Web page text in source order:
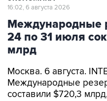
16:02, 6 августа 2026
Международные
24 по 31 июля
млрд
Москва. 6 августа.
Международные
составили $720,3